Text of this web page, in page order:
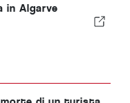
in Algarve